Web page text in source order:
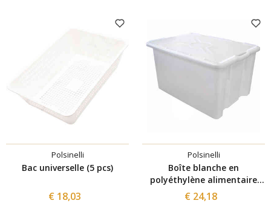
Polsinelli
Bac universelle (5 pcs)
€ 18,03
Polsinelli
Boîte blanche en
polyéthylène alimentaire
avec couvercle 65 L
€ 24,18